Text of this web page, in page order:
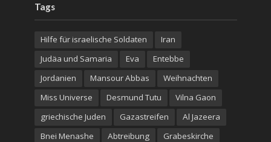
Tags
Hilfe für israelische Soldaten
Iran
Judäa und Samaria
Eva
Entebbe
Jordanien
Mansour Abbas
Weihnachten
Miss Universe
Desmund Tutu
Vilna Gaon
griechische Juden
Gazastreifen
Al Jazeera
Bnei Menashe
Abtreibung
Grabeskirche